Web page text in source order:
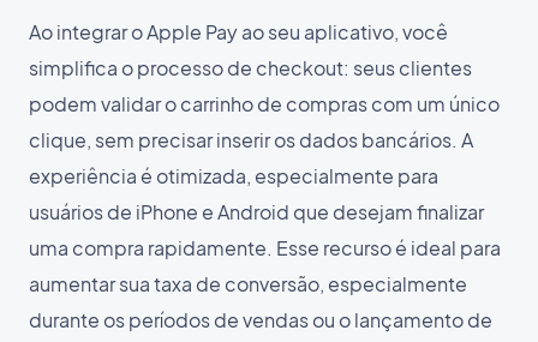
Ao integrar o Apple Pay ao seu aplicativo, você
simplifica o processo de checkout: seus clientes
podem validar o carrinho de compras com um único
clique, sem precisar inserir os dados bancários. A
experiência é otimizada, especialmente para
usuários de iPhone e Android que desejam finalizar
uma compra rapidamente. Esse recurso é ideal para
aumentar sua taxa de conversão, especialmente
durante os períodos de vendas ou o lançamento de